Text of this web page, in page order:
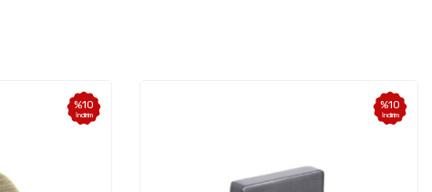
%10
İndirim
%10
İndirim